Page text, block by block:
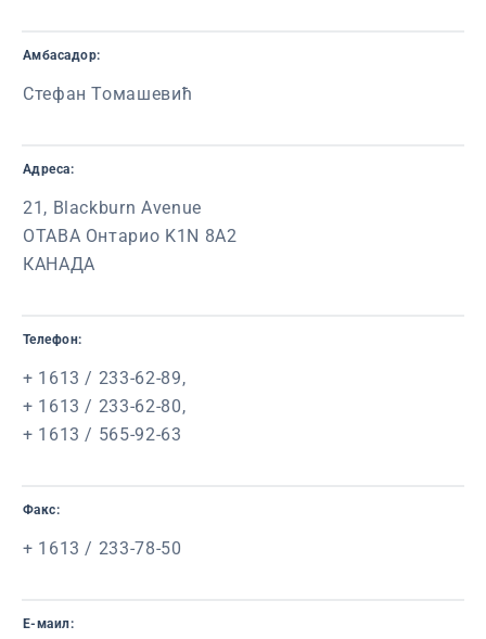
Амбасадор:
Стефан Томашевић
Адреса:
21, Blackburn Avenue
ОТАВА Онтарио K1N 8A2
КАНАДА
Телефон:
+ 1613 / 233-62-89,
+ 1613 / 233-62-80,
+ 1613 / 565-92-63
Факс:
+ 1613 / 233-78-50
Е-маил: